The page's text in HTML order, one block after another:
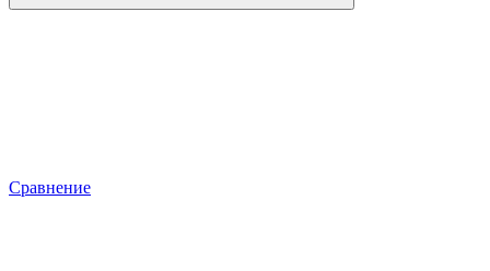
Сравнение